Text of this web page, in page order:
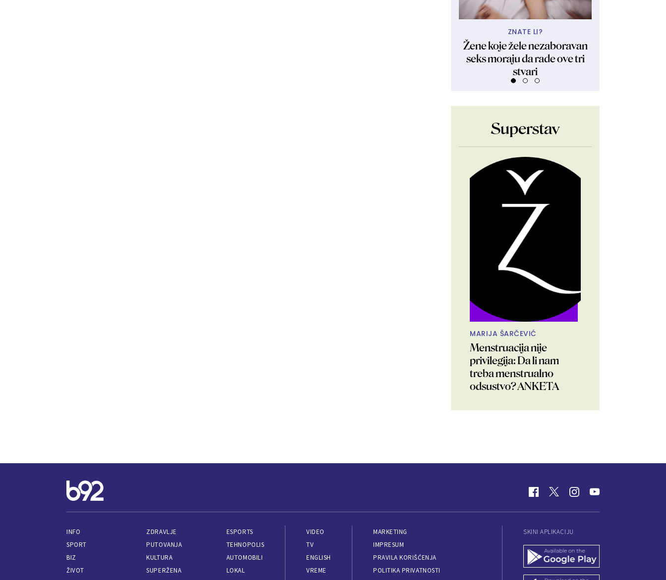
ZNATE LI?
Žene koje žele nezaboravan
seks moraju da rade ove tri
stvari
Superstav
MARIJA ŠARČEVIĆ
Menstruacija nije
privilegija: Da li nam
treba menstrualno
odsustvo? ANKETA
INFO
SPORT
BIZ
ŽIVOT
ZDRAVLJE
PUTOVANJA
KULTURA
SUPERŽENA
ESPORTS
TEHNOPOLIS
AUTOMOBILI
LOKAL
VIDEO
TV
ENGLISH
VREME
MARKETING
IMPRESUM
PRAVILA KORIŠĆENJA
POLITIKA PRIVATNOSTI
SKINI APLIKACIJU